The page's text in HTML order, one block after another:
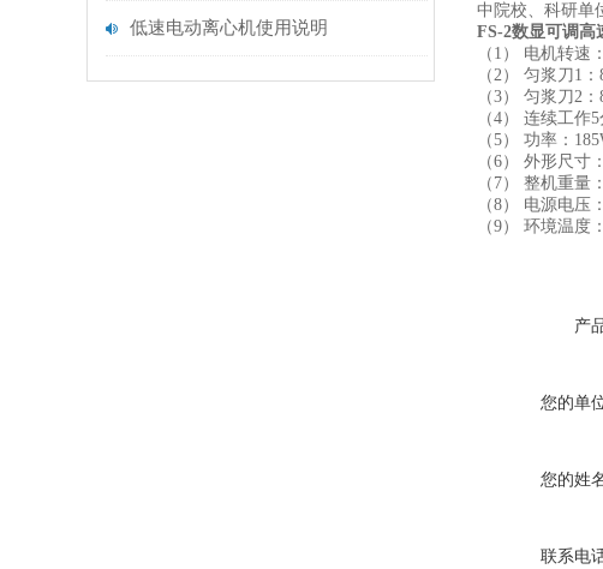
低速电动离心机使用说明
中院校、科研单
FS-2数显可调高
（1） 电机转速
（2） 匀浆刀1
（3） 匀浆刀2
（4） 连续工作
（5） 功率：
（6） 外形尺寸
（7） 整机重量
（8） 电源电压
（9） 环境温度
产
您的单
您的姓
联系电